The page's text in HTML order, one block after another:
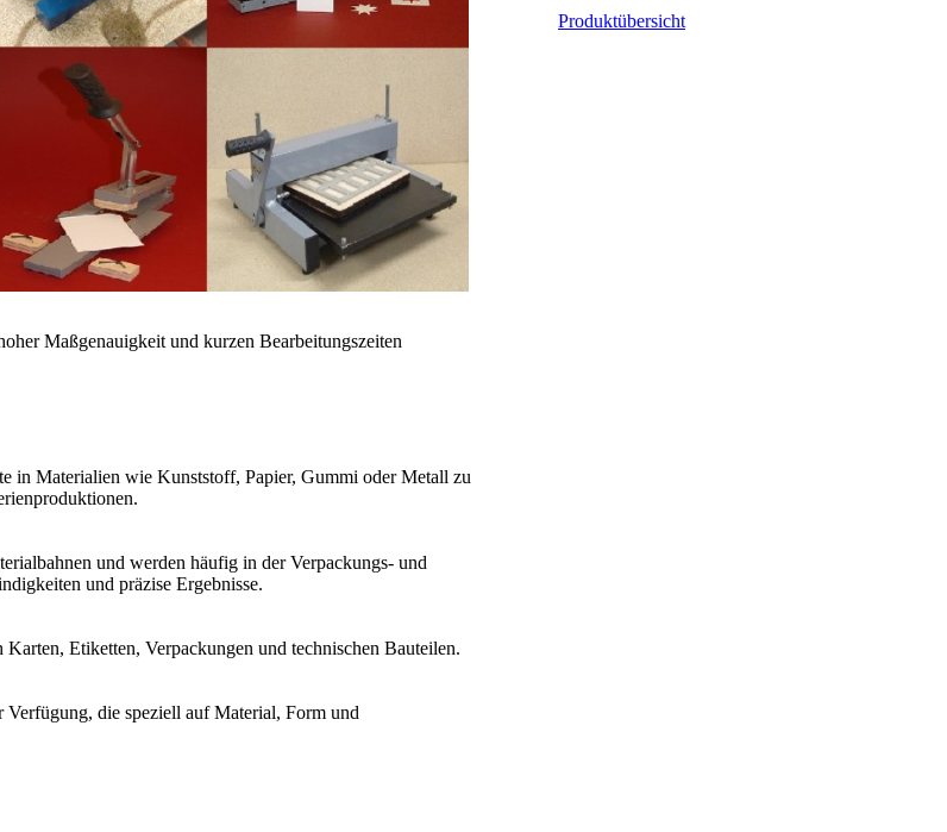
Maßgenauigkeit und kurzen Bearbeitungszeiten
in Materialien wie Kunststoff, Papier, Gummi oder Metall zu
und werden häufig in der Verpackungs- und
und präzise Ergebnisse.
Etiketten, Verpackungen und technischen Bauteilen.
die speziell auf Material, Form und
Produktübersicht